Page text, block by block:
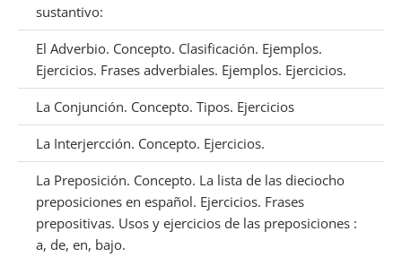
sustantivo:
El Adverbio. Concepto. Clasificación. Ejemplos.
Ejercicios. Frases adverbiales. Ejemplos. Ejercicios.
La Conjunción. Concepto. Tipos. Ejercicios
La Interjercción. Concepto. Ejercicios.
La Preposición. Concepto. La lista de las dieciocho
preposiciones en español. Ejercicios. Frases
prepositivas. Usos y ejercicios de las preposiciones :
a, de, en, bajo.